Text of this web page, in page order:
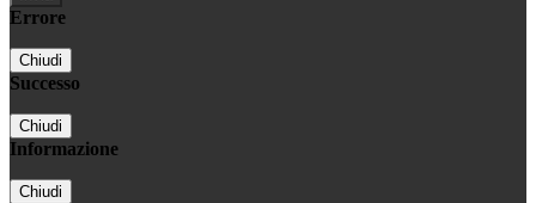
Errore
Chiudi
Successo
Chiudi
Informazione
Chiudi